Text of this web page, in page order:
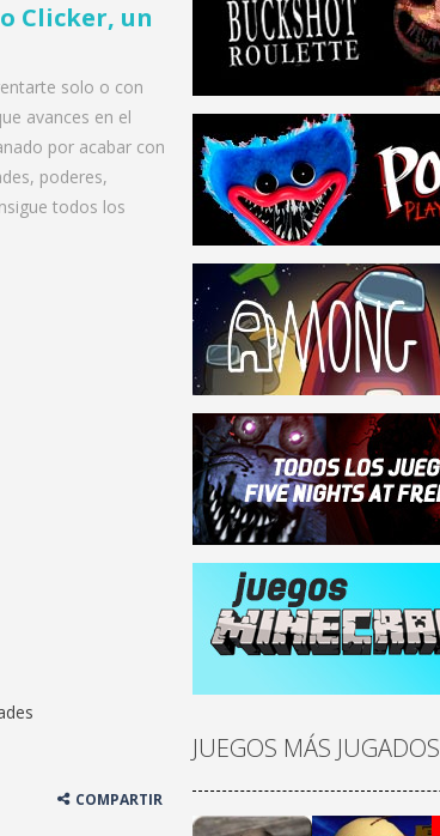
Clicker, un
solo o con
avances en el
por acabar con
poderes,
todos los
COMPARTIR
JUEGOS MÁS JUGADOS